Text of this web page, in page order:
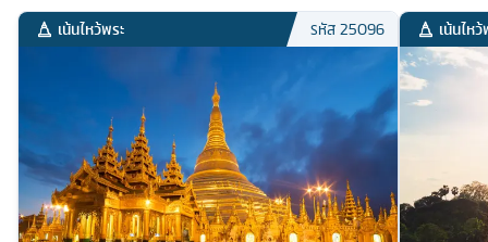
เน้นไหว้พระ รหัส25096 เน้นไห